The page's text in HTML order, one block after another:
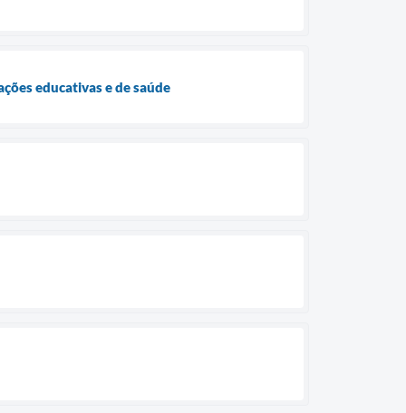
educativas e de saúde